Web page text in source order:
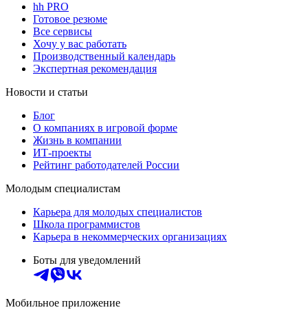
hh PRO
Готовое резюме
Все сервисы
Хочу у вас работать
Производственный календарь
Экспертная рекомендация
Новости и статьи
Блог
О компаниях в игровой форме
Жизнь в компании
ИТ-проекты
Рейтинг работодателей России
Молодым специалистам
Карьера для молодых специалистов
Школа программистов
Карьера в некоммерческих организациях
Боты для уведомлений
Мобильное приложение